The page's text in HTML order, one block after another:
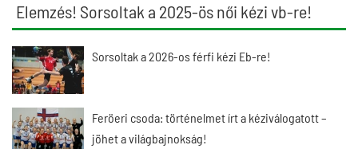
Elemzés! Sorsoltak a 2025-ös női kézi vb-re!
Sorsoltak a 2026-os férfi kézi Eb-re!
Feröeri csoda: történelmet írt a kéziválogatott –
jöhet a világbajnokság!